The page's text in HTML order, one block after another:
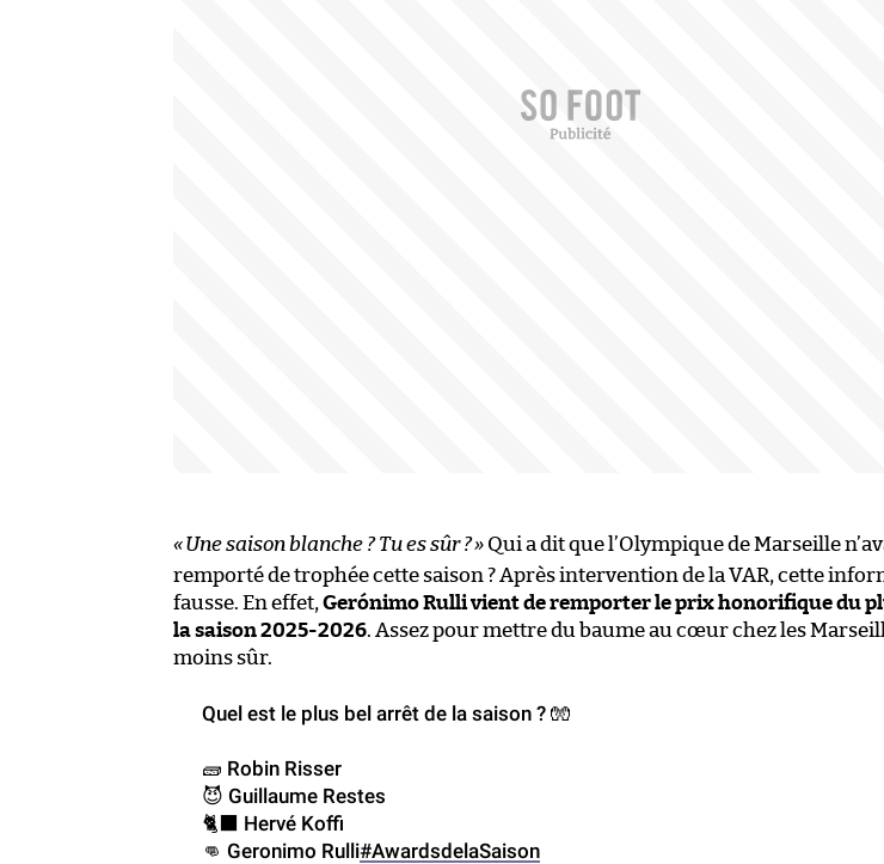
«Une saison blanche ? Tu es sûr ?» Qui a dit que l’Olympique de Marseille
remporté de trophée cette saison ? Après intervention de la VAR, cette
fausse. En effet, Gerónimo Rulli vient de remporter le prix honorifique du
la saison 2025-2026. Assez pour mettre du baume au cœur chez les
moins sûr.
Quel est le plus bel arrêt de la saison ? 🧤
🧱 Robin Risser
😈 Guillaume Restes
🐈‍⬛ Hervé Koffi
👊 Geronimo Rulli#AwardsdelaSaison